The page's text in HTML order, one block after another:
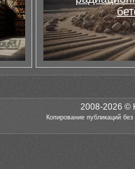
2008-2026 ©
Копирование публикаций